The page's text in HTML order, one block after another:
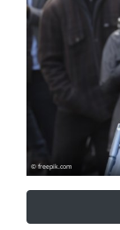
© freepik.com